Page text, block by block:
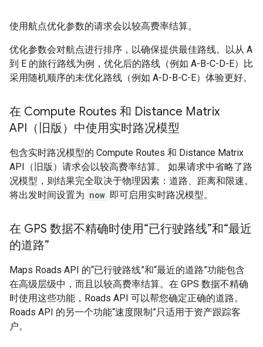
使用航点优化参数的请求会以较高费率结算。
优化参数会对航点进行排序，以确保提供最佳路线。以从 A
到 E 的旅行路线为例，优化后的路线（例如 A-B-C-D-E）比
采用随机顺序的未优化路线（例如 A-D-B-C-E）体验更好。
在 Compute Routes 和 Distance Matrix
API（旧版）中使用实时路况模型
包含实时路况模型的 Compute Routes 和 Distance Matrix
API（旧版）请求会以较高费率结算。 如果请求中省略了路
况模型，则结果完全取决于物理因素：道路、距离和限速。
将出发时间设置为 now 即可启用实时路况模型。
在 GPS 数据不精确时使用“已行驶路线”和“最近
的道路”
Maps Roads API 的“已行驶路线”和“最近的道路”功能包含
在高级层级中，而且以较高费率结算。在 GPS 数据不精确
时使用这些功能，Roads API 可以帮您确定正确的道路。
Roads API 的另一个功能“速度限制”只适用于资产跟踪客
户。